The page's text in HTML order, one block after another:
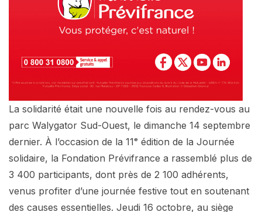
La solidarité était une nouvelle fois au rendez-vous au
parc Walygator Sud-Ouest, le dimanche 14 septembre
dernier. À l’occasion de la 11ᵉ édition de la Journée
solidaire, la Fondation Prévifrance a rassemblé plus de
3 400 participants, dont près de 2 100 adhérents,
venus profiter d’une journée festive tout en soutenant
des causes essentielles. Jeudi 16 octobre, au siège